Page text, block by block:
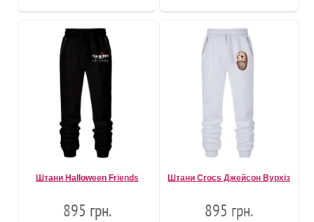
Штани Halloween Friends
895 грн.
Штани Crocs Джейсон Вурхіз
895 грн.